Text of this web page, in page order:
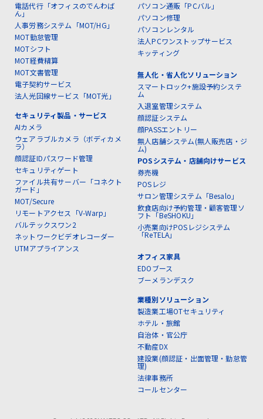
電話代行「オフィスのでんわば
ん」
人事労務システム「MOT/HG」
MOT勤怠管理
MOTシフト
MOT経費精算
MOT文書管理
電子契約サービス
法人光回線サービス「MOT光」
セキュリティ製品・サービス
AIカメラ
ウェアラブルカメラ（ボディカメ
ラ）
顔認証IDパスワード管理
セキュリティゲート
ファイル共有サーバー「コネクト
ガード」
MOT/Secure
リモートアクセス「V-Warp」
バルテックスワン2
ネットワークビデオレコーダー
UTMアプライアンス
パソコン通販「PCバル」
パソコン修理
パソコンレンタル
法人PCワンストップサービス
キッティング
無人化・省人化ソリューション
スマートロック+施設予約システ
ム
入退室管理システム
顔認証システム
顔PASSエントリー
無人店舗システム(無人販売店・ジ
ム)
POSシステム・店舗向けサービス
券売機
POSレジ
サロン管理システム「Besalo」
飲食店向け予約管理・顧客管理ソ
フト「BeSHOKU」
小売業向けPOSレジシステム
「ReTELA」
オフィス家具
EDOブース
ブーメランデスク
業種別ソリューション
製造業工場OTセキュリティ
ホテル・旅館
自治体・官公庁
不動産DX
建設業(顔認証・出面管理・勤怠管
理)
法律事務所
コールセンター